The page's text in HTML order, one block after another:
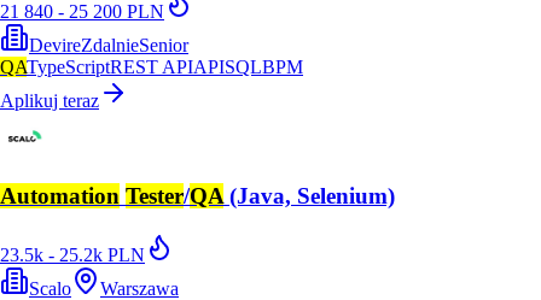
21 840 - 25 200 PLN
DevireZdalnieSenior
QATypeScriptREST APIAPISQLBPM
Aplikuj teraz
Automation Tester/QA (Java, Selenium)
23.5k - 25.2k PLN
Scalo
Warszawa